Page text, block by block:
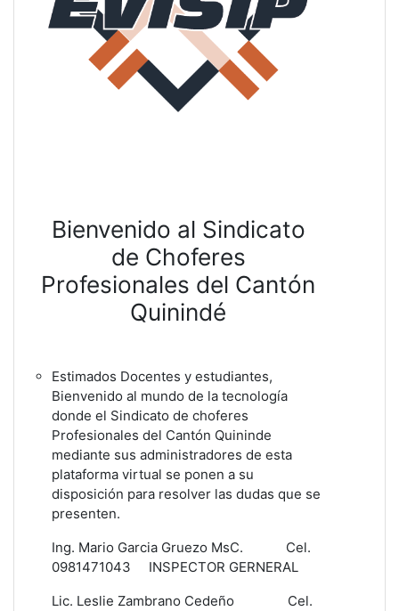
Bienvenido al Sindicato
de Choferes
Profesionales del Cantón
Quinindé
Estimados Docentes y estudiantes,
Bienvenido al mundo de la tecnología
donde el Sindicato de choferes
Profesionales del Cantón Quininde
mediante sus administradores de esta
plataforma virtual se ponen a su
disposición para resolver las dudas que se
presenten.
Ing. Mario Garcia Gruezo MsC. Cel.
0981471043 INSPECTOR GERNERAL
Lic. Leslie Zambrano Cedeño Cel.